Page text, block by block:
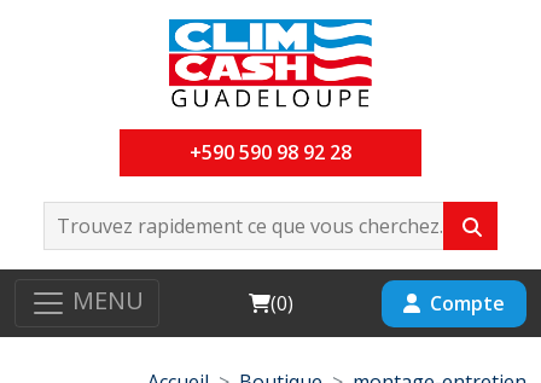
+590 590 98 92 28
MENU Cart
(0) Compte